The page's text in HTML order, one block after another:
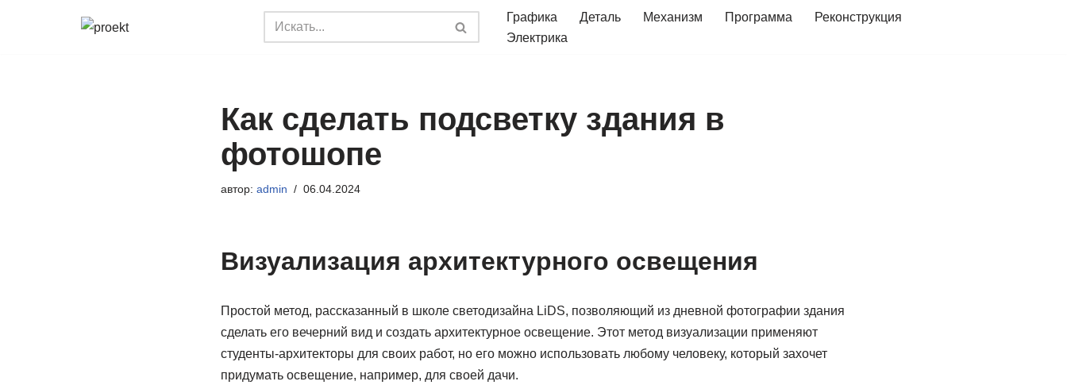
Графика Деталь Механизм Программа
Реконструкция
Электрика
Как сделать подсветку здания в
фотошопе
автор: admin 06.04.2024
Визуализация архитектурного освещения
Простой метод, рассказанный в школе светодизайна LiDS, позволяющий из дневной фотографии здания
сделать его вечерний вид и создать архитектурное освещение. Этот метод визуализации применяют
студенты-архитекторы для своих работ, но его можно использовать любому человеку, который захочет
придумать освещение, например, для своей дачи.